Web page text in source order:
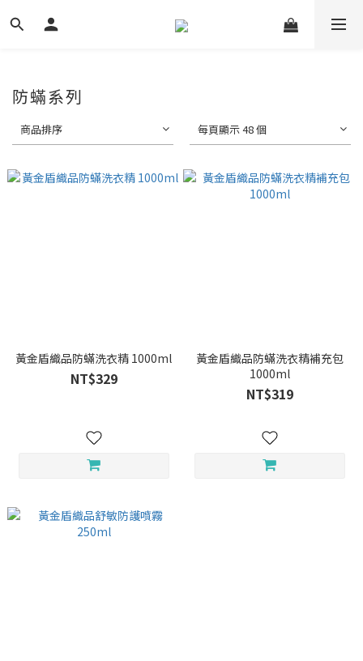
防蟎系列
商品排序 每頁顯示 48 個
黃金盾織品防蟎洗衣精 1000ml
NT$329
黃金盾織品防蟎洗衣精補充包
1000ml
NT$319